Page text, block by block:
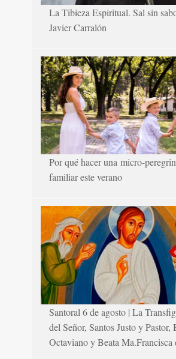
La Tibieza Espiritual. Sal sin
Javier Carralón
Por qué hacer una micro-
familiar este verano
Santoral 6 de agosto | La
del Señor, Santos Justo y Pastor,
Octaviano y Beata Ma.Francisca